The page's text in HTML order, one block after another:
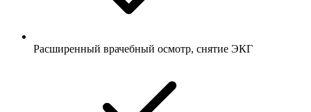
Расширенный врачебный осмотр, снятие ЭКГ